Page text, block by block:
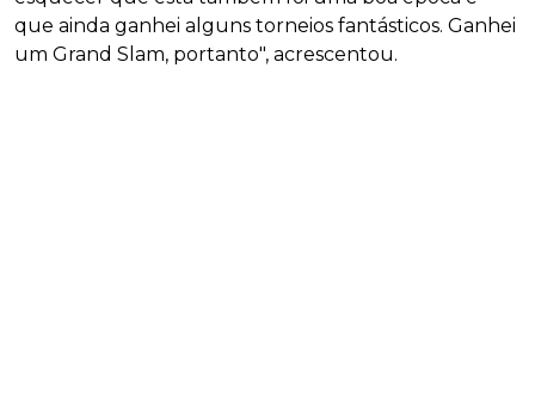
que ainda ganhei alguns torneios fantásticos. Ganhei
um Grand Slam, portanto", acrescentou.